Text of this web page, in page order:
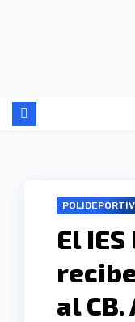
El
al